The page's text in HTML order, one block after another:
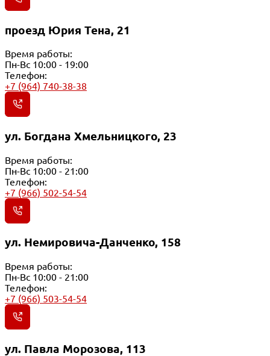
проезд Юрия Тена, 21
Время работы:
Пн-Вс 10:00 - 19:00
Телефон:
+7 (964) 740-38-38
ул. Богдана Хмельницкого, 23
Время работы:
Пн-Вс 10:00 - 21:00
Телефон:
+7 (966) 502-54-54
ул. Немировича-Данченко, 158
Время работы:
Пн-Вс 10:00 - 21:00
Телефон:
+7 (966) 503-54-54
ул. Павла Морозова, 113